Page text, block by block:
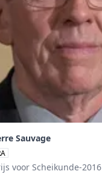
Sauvage
voor Scheikunde-2016